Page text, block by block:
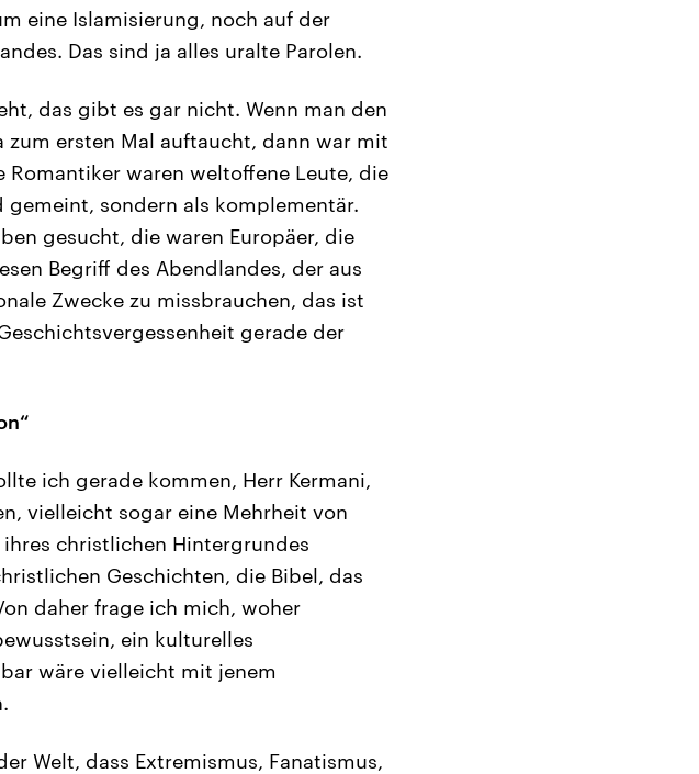
eine Islamisierung, noch auf der
Das sind ja alles uralte Parolen.
das gibt es gar nicht. Wenn man den
ersten Mal auftaucht, dann war mit
waren weltoffene Leute, die
sondern als komplementär.
gesucht, die waren Europäer, die
Begriff des Abendlandes, der aus
Zwecke zu missbrauchen, das ist
gerade der
ich gerade kommen, Herr Kermani,
vielleicht sogar eine Mehrheit von
christlichen Hintergrundes
Geschichten, die Bibel, das
daher frage ich mich, woher
ein kulturelles
wäre vielleicht mit jenem
Welt, dass Extremismus, Fanatismus,